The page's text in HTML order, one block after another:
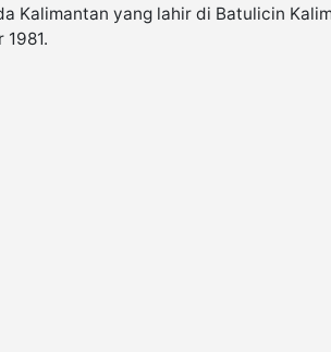
Kalimantan yang lahir di Batulicin